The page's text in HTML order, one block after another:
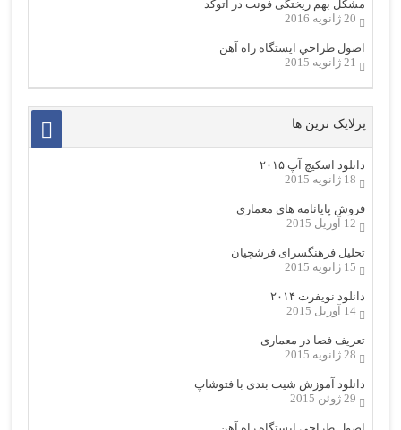
مشکل بهم ریختگی فونت در اتوکد
20 ژانویه 2016
اصول طراحي ایستگاه راه آهن
21 ژانویه 2015
پرلایک ترین ها
دانلود اسکیچ آپ ۲۰۱۵
18 ژانویه 2015
فروش پایانامه های معماری
12 آوریل 2015
تحلیل فرهنگسرای فرشچیان
15 ژانویه 2015
دانلود نویفرت ۲۰۱۴
14 آوریل 2015
تعریف فضا در معماری
28 ژانویه 2015
دانلود آموزش شیت بندی با فتوشاپ
29 ژوئن 2015